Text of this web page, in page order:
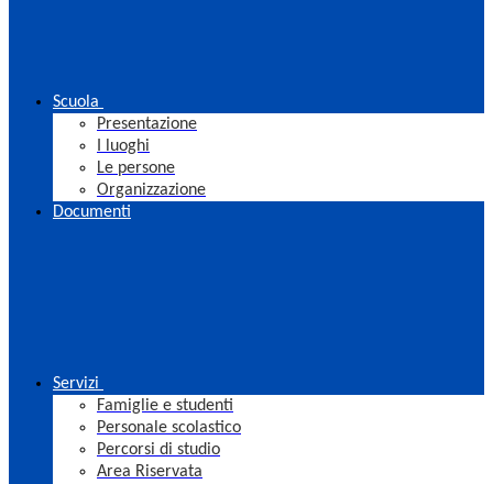
Scuola
Presentazione
I luoghi
Le persone
Organizzazione
Documenti
Servizi
Famiglie e studenti
Personale scolastico
Percorsi di studio
Area Riservata